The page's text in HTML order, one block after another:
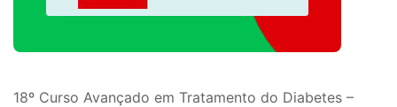
18º Curso Avançado em Tratamento do Diabetes –